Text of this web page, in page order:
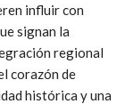
influir con
signan la
regional
corazón de
histórica y una